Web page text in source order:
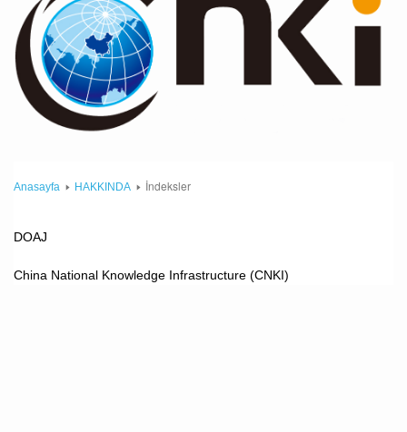
Anasayfa HAKKINDA İndeksler
DOAJ
China National Knowledge Infrastructure (CNKI)